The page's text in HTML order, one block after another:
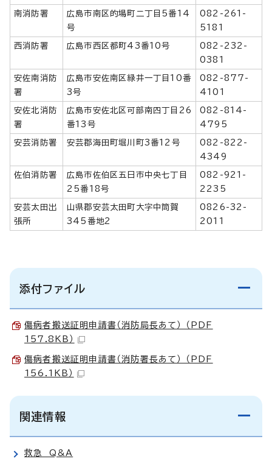
南消防署
広島市南区的場町二丁目5番14
号
082-261-
5181
西消防署 広島市西区都町43番10号
082-232-
0381
安佐南消防
署
広島市安佐南区緑井一丁目10番
3号
082-877-
4101
安佐北消防
署
広島市安佐北区可部南四丁目26
番13号
082-814-
4795
安芸消防署 安芸郡海田町堀川町3番12号
082-822-
4349
佐伯消防署
広島市佐伯区五日市中央七丁目
25番18号
082-921-
2235
安芸太田出
張所
山県郡安芸太田町大字中筒賀
345番地2
0826-32-
2011
添付ファイル
傷病者搬送証明申請書（消防局長あて） （PDF
157.8KB）
傷病者搬送証明申請書（消防署長あて） （PDF
156.1KB）
関連情報
救急 Q&A